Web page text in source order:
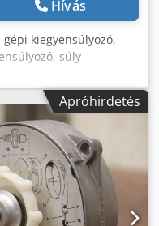
Hívás
gépi kiegyensúlyozó,
súly
kiegyensúlyozó 9181
-Kötél hossza: 2500
rendelkezésre -Ár:
100 mm Csdpjq
Apróhirdetés